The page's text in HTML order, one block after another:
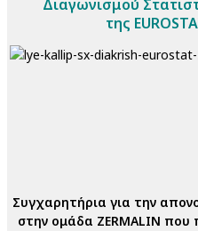
Διαγωνισμού
της
Συγχαρητήρια για την
στην ομάδα ZERMALIN που